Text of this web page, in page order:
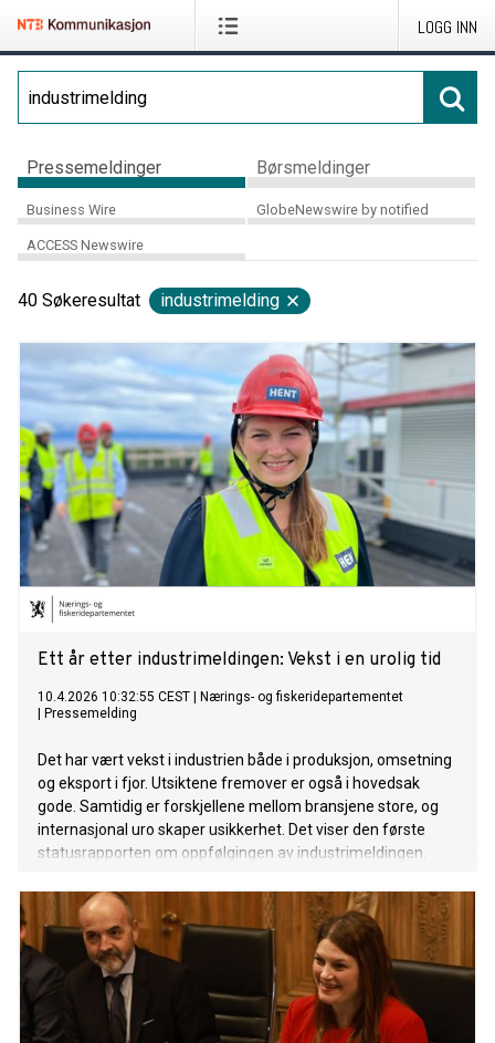
LOGG INN
Pressemeldinger Børsmeldinger
Business Wire GlobeNewswire by notified
ACCESS Newswire
40 Søkeresultat industrimelding
Ett år etter industrimeldingen: Vekst i en urolig tid
10.4.2026 10:32:55 CEST
Nærings- og fiskeridepartementet
Pressemelding
Det har vært vekst i industrien både i produksjon, omsetning
og eksport i fjor. Utsiktene fremover er også i hovedsak
gode. Samtidig er forskjellene mellom bransjene store, og
internasjonal uro skaper usikkerhet. Det viser den første
statusrapporten om oppfølgingen av industrimeldingen.